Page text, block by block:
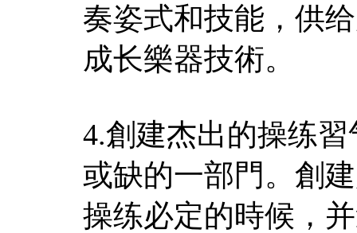
奏姿式和技能，供
成长樂器技術。
4.創建杰出的操练
或缺的一部門。創
操练必定的時候，